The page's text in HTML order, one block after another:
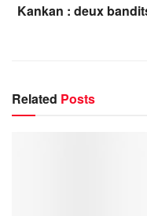
Kankan : deux
Related Posts